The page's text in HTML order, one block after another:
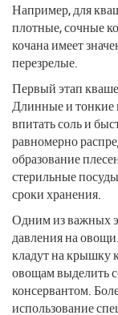
Например, для
плотные, сочные
кочана имеет
перезрелые.
Первый этап
Длинные и тонкие
впитать соль и
равномерно
образование
стерильные
сроки хранения.
Одним из важных
давления на
кладут на крышку
овощам выделить
консервантом.
использование